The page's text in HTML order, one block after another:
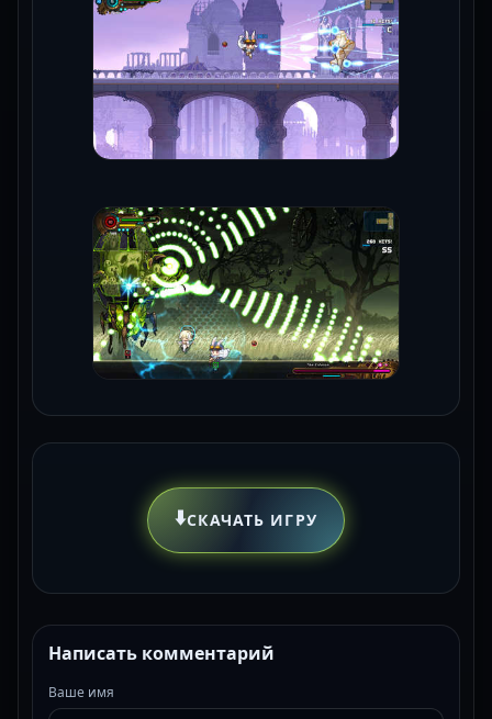
⬇️СКАЧАТЬ ИГРУ
Написать комментарий
Ваше имя